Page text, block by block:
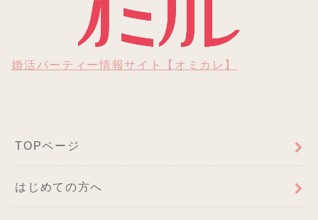
婚活パーティー情報サイト【オミカレ】
TOPページ
はじめての方へ